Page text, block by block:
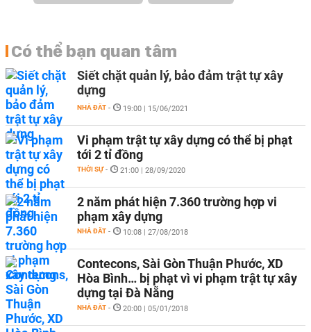
Có thể bạn quan tâm
Siết chặt quản lý, bảo đảm trật tự xây
dựng
NHÀ ĐẤT - 19:00 | 15/06/2021
Vi phạm trật tự xây dựng có thể bị phạt
tới 2 tỉ đồng
THỜI SỰ - 21:00 | 28/09/2020
2 năm phát hiện 7.360 trường hợp vi
phạm xây dựng
NHÀ ĐẤT - 10:08 | 27/08/2018
Contecons, Sài Gòn Thuận Phước, XD
Hòa Bình… bị phạt vì vi phạm trật tự xây
dựng tại Đà Nẵng
NHÀ ĐẤT - 20:00 | 05/01/2018